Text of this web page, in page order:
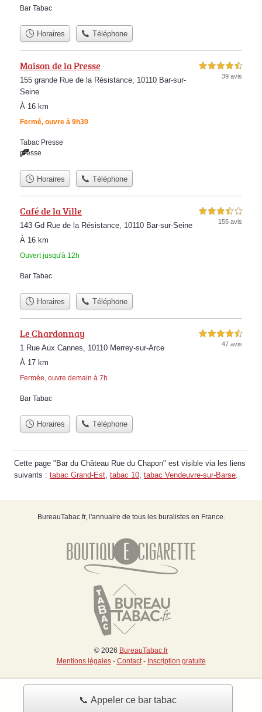
📞 Appeler ce bar tabac
Bar Tabac
Horaires Téléphone
Maison de la Presse
155 grande Rue de la Résistance, 10110 Bar-sur-
Seine
À 16 km
Fermé, ouvre à 9h30
4,5 étoiles sur 5
39 avis
Tabac Presse
presse
Horaires Téléphone
Café de la Ville
143 Gd Rue de la Résistance, 10110 Bar-sur-Seine
À 16 km
Ouvert jusqu'à 12h
3,5 étoiles sur 5
155 avis
Bar Tabac
Horaires Téléphone
Le Chardonnay
1 Rue Aux Cannes, 10110 Merrey-sur-Arce
À 17 km
Fermée, ouvre demain à 7h
4,5 étoiles sur 5
47 avis
Bar Tabac
Horaires Téléphone
Cette page "Bar du Château Rue du Chapon" est visible via les liens
suivants : tabac Grand-Est tabac 10 tabac Vendeuvre-sur-Barse
BureauTabac.fr, l'annuaire de tous les buralistes en France.
© 2026 BureauTabac.fr
Mentions légales- Contact- Inscription gratuite